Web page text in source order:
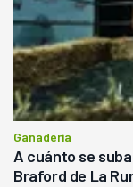
Ganadería
A cuánto se
Braford de La